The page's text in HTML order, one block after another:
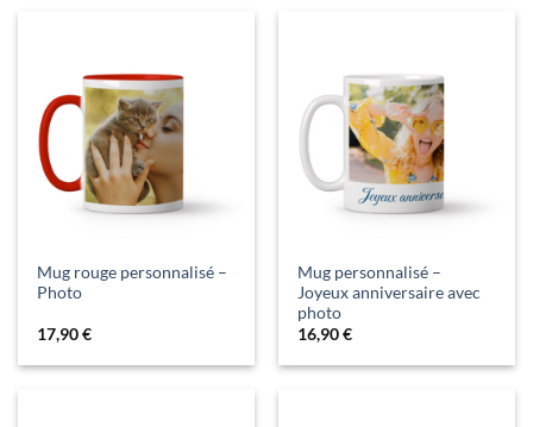
Mug rouge personnalisé –
Photo
17,90€
Mug personnalisé –
Joyeux anniversaire avec
photo
16,90€